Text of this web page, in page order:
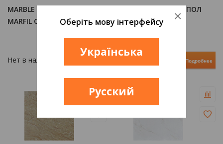
MARBLE TH60011PA CREMA
MARFIL CLASSIC ПОЛ
Нет в наличии
MARBLE TH60021PA ПОЛ
Подробнее
×
Оберіть мову інтерфейсу
Українська
Русский